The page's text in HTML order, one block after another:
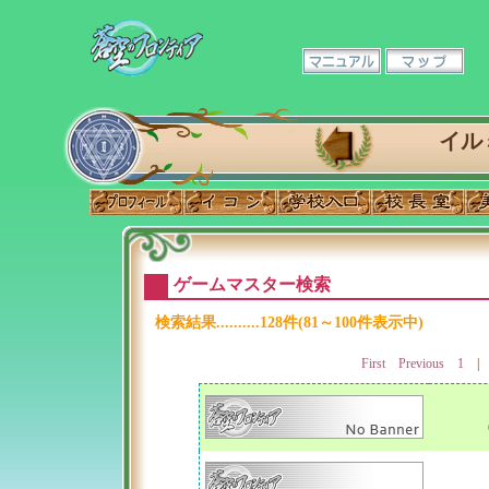
イル
ゲームマスター検索
検索結果..........128件(81～100件表示中)
First Previous 1